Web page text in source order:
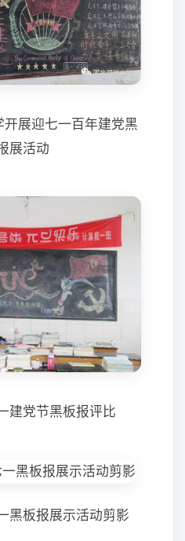
展迎七一百年建党黑
展活动
建党节黑板报评比
黑板报展示活动剪影